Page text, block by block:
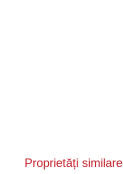
Proprietăți similare